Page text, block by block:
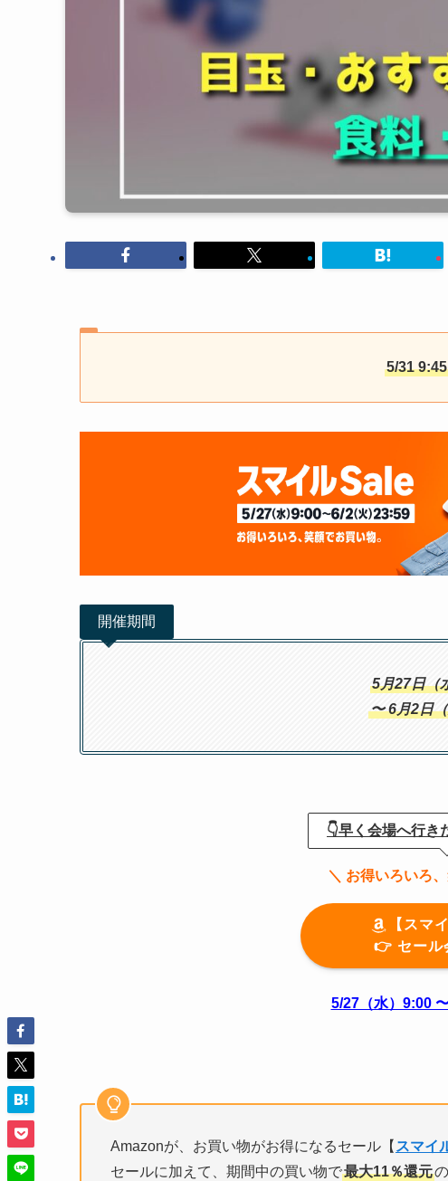
5/31
開催期間
5月27日
〜 6月2日
👇早く会場へ行き
＼ お得いろいろ
【スマ
👉 セール
5/27（水）9:00
Amazonが、お買い物がお得になるセール【 スマイ
セールに加えて、期間中の買い物で最大11％還元